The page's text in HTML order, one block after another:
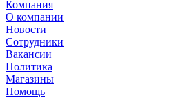
Компания
О компании
Новости
Сотрудники
Вакансии
Политика
Магазины
Помощь